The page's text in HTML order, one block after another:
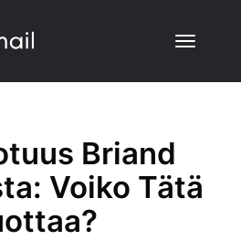
Briand
Voiko Tätä